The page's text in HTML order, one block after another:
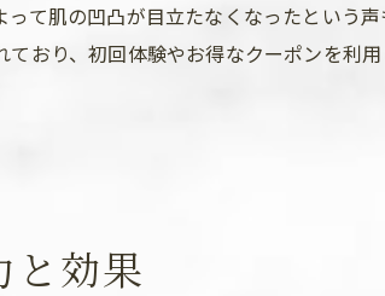
て肌の凹凸が目立たなくなったという
おり、初回体験やお得なクーポンを利
と効果